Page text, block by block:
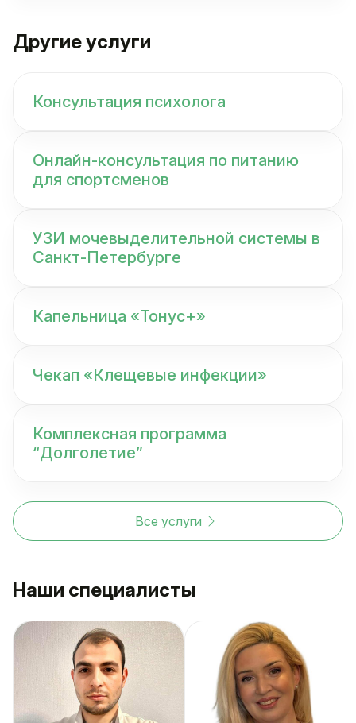
Другие услуги
Консультация психолога
Онлайн-консультация по питанию
для спортсменов
УЗИ мочевыделительной системы в
Санкт-Петербурге
Капельница «Тонус+»
Чекап «Клещевые инфекции»
Комплексная программа
“Долголетие”
Все услуги
Наши специалисты